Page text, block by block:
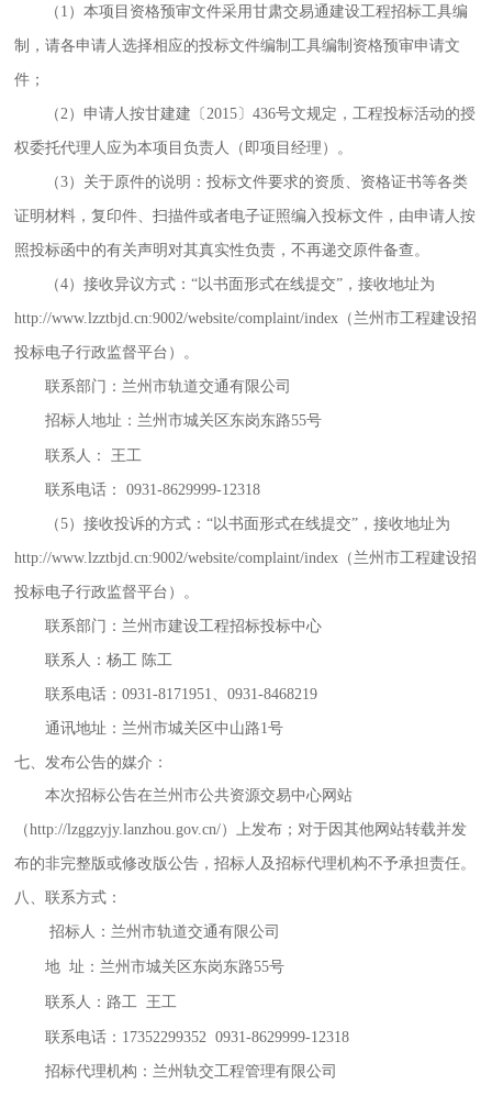
（ 1）本项目资格预审文件采用甘肃交易通建设工程招标工具编
制，请各申请人选择相应的投标文件编制工具编制资格预审申请文
件；
（2）申请人按甘建建〔2015〕436号文规定，工程投标活动的授
权委托代理人应为本项目负责人（即项目经理）。
（3）关于原件的说明：投标文件要求的资质、资格证书等各类
证明材料，复印件、扫描件或者电子证照编入投标文件，由申请人按
照投标函中的有关声明对其真实性负责，不再递交原件备查。
（4）接收异议方式：“以书面形式在线提交”，接收地址为
http://www.lzztbjd.cn:9002/website/complaint/index（兰州市工程建设招
投标电子行政监督平台）。
联系部门： 兰州市轨道交通有限公司
招标人地址：兰州市城关区 东岗东路55号
联系人： 王工
联系电话： 0931-8629999-12318
（5）接收投诉的方式：“以书面形式在线提交”，接收地址为
http://www.lzztbjd.cn:9002/website/complaint/index（兰州市工程建设招
投标电子行政监督平台）。
联系部门：兰州市建设工程招标投标中心
联系人：杨工 陈工
联系电话：0931-8171951、0931-8468219
通讯地址：兰州市城关区中山路1号
七、发布公告的媒介：
本次招标公告在兰州市公共资源交易中心网站
（http://lzggzyjy.lanzhou.gov.cn/）上发布；对于因其他网站转载并发
布的非完整版或修改版公告，招标人及招标代理机构不予承担责任。
八、联系方式：
招标人：兰州市轨道交通有限公司
地 址：兰州市城关区东岗东路55号
联系人：路工 王工
联系电话： 173522993520931-8629999-12318
招标代理机构：兰州轨交工程管理有限公司